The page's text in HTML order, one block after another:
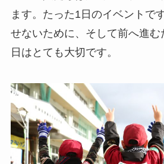
ます。たった1日のイベントで
せないために、そして前へ進
日はとても大切です。